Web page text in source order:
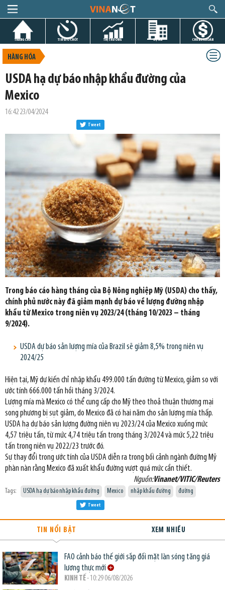
TRANG CHỦ TIN GIỜ CHÓT THỊ TRƯỜNG DỰ ÁN CHỨNG KHOÁN
HÀNG HÓA
USDA hạ dự báo nhập khẩu đường của
Mexico
16:42 23/04/2024
Tweet
Trong báo cáo hàng tháng của Bộ Nông nghiệp Mỹ (USDA) cho thấy,
chính phủ nước này đã giảm mạnh dự báo về lượng đường nhập
khẩu từ Mexico trong niên vụ 2023/24 (tháng 10/2023 – tháng
9/2024).
USDA dự báo sản lượng mía của Brazil sẽ giảm 8,5% trong niên vụ
2024/25
Hiện tại, Mỹ dự kiến chỉ nhập khẩu 499.000 tấn đường từ Mexico, giảm so với
ước tính 666.000 tấn hồi tháng 3/2024.
Lượng mía mà Mexico có thể cung cấp cho Mỹ theo thoả thuận thương mại
song phương bị sụt giảm, do Mexico đã có hai năm cho sản lượng mía thấp.
USDA hạ dự báo sản lượng đường niên vụ 2023/24 của Mexico xuống mức
4,57 triệu tấn, từ mức 4,74 triệu tấn trong tháng 3/2024 và mức 5,22 triệu
tấn trong niên vụ 2022/23 trước đó.
Sự thay đổi trong ước tính của USDA diễn ra trong bối cảnh ngành đường Mỹ
phàn nàn rằng Mexico đã xuất khẩu đường vượt quá mức cần thiết.
Nguồn:Vinanet/VITIC/Reuters
Tags: USDA hạ dự báo nhập khẩu đường Mexico nhập khẩu đường đường
Tweet
TIN NỔI BẬT XEM NHIỀU
FAO cảnh báo thế giới sắp đối mặt làn sóng tăng giá
lương thực mới
KINH TẾ- 10:29 06/08/2026